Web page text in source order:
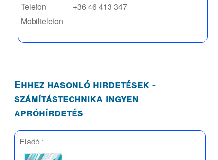
Telefon
+36 46 413 347
Mobiltelefon
Ehhez hasonló hirdetések -
számítástechnika ingyen
apróhírdetés
Eladó :